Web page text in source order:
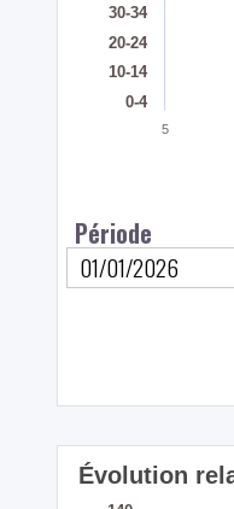
0-4
10-14
20-24
30-34
5
Période
Évolution